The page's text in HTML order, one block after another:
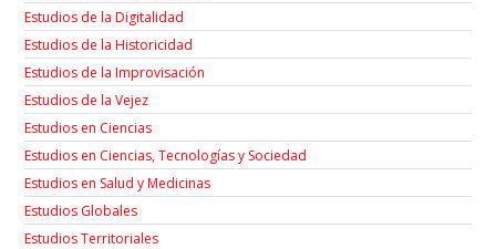
Estudios de la Digitalidad
Estudios de la Historicidad
Estudios de la Improvisación
Estudios de la Vejez
Estudios en Ciencias
Estudios en Ciencias, Tecnologías y Sociedad
Estudios en Salud y Medicinas
Estudios Globales
Estudios Territoriales